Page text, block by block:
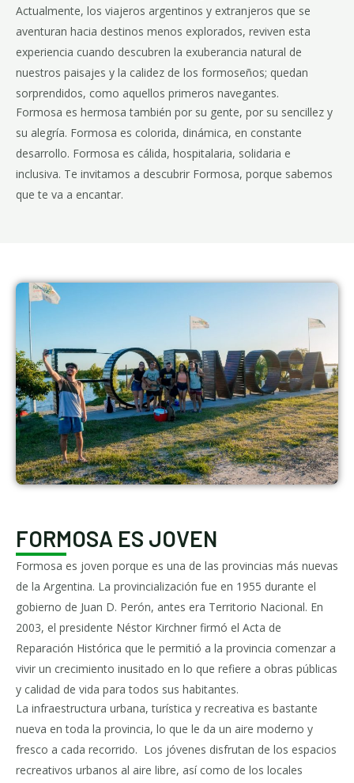
Actualmente, los viajeros argentinos y extranjeros que se
aventuran hacia destinos menos explorados, reviven esta
experiencia cuando descubren la exuberancia natural de
nuestros paisajes y la calidez de los formoseños; quedan
sorprendidos, como aquellos primeros navegantes.
Formosa es hermosa también por su gente, por su sencillez y
su alegría. Formosa es colorida, dinámica, en constante
desarrollo. Formosa es cálida, hospitalaria, solidaria e
inclusiva. Te invitamos a descubrir Formosa, porque sabemos
que te va a encantar.
FORMOSA ES JOVEN
Formosa es joven porque es una de las provincias más nuevas
de la Argentina. La provincialización fue en 1955 durante el
gobierno de Juan D. Perón, antes era Territorio Nacional. En
2003, el presidente Néstor Kirchner firmó el Acta de
Reparación Histórica que le permitió a la provincia comenzar a
vivir un crecimiento inusitado en lo que refiere a obras públicas
y calidad de vida para todos sus habitantes.
La infraestructura urbana, turística y recreativa es bastante
nueva en toda la provincia, lo que le da un aire moderno y
fresco a cada recorrido. Los jóvenes disfrutan de los espacios
recreativos urbanos al aire libre, así como de los locales